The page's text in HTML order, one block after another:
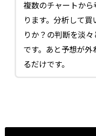
複数のチャートか
ります。分析して
りか？の判断を淡
です。あと予想が外
るだけです。